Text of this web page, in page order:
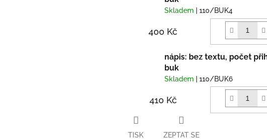
Skladem | 110/BUK4
400 Kč
nápis: bez textu, počet
buk
Skladem | 110/BUK6
410 Kč
TISK ZEPTAT SE